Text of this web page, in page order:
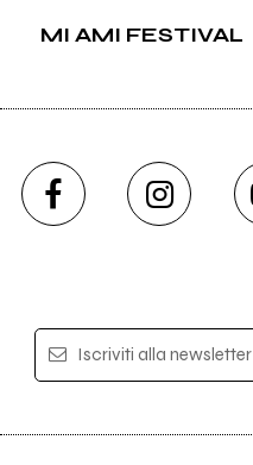
MI AMI FESTIVAL
Iscriviti alla newsletter